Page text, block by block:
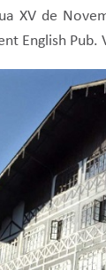
XV de
English